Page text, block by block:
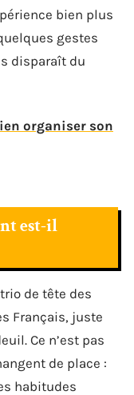
bien plus
gestes
disparaît du
organiser son
est-il
de tête des
Français, juste
Ce n’est pas
de place :
habitudes